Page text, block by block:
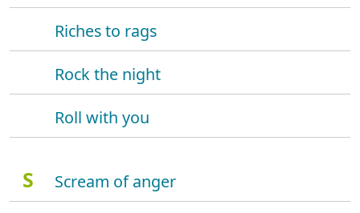
Riches to rags
Rock the night
Roll with you
S
Scream of anger